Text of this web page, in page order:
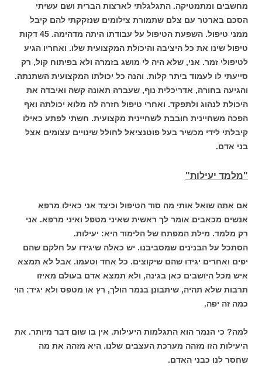
מחשבים ומתמטיקה. התגלגלתי לארצות הברית ושם עשיתי
הסכם בארטר עם צלם שתמורת צילומים שנזקקתי להם קיבל
ממני טיפול. השפעת הטיפול על עבודתו היתה מדהימה. 45 דקות
טיפול שינו את כל היציבה והיכולת המקצועית שלו. ואחריו הגיע
לטיפולי זמר. אני, שלא היה לי מושג בזמרה ולא בפיתוח קול, רק
סייעתי לו לעמוד ביתר קלות. והנה כל יכולתו המקצועית השתנתה.
והגיעה בחורה, אדריכלית נוף, שעברה תאונה קשה ואיבדה את
היכולת לנהוג ולתפקד. ואחרי טיפול חזרה לה מלוא יכולתה ואף
הפכה משחיינית חובבת לשחיינית מקצועית. חשתי לפתע כאילו
קיבלתי לידי מכשיר בעל פוטנציאל לחולל שינויים עצומים אצל
בני אדם.
"מלמד יעילות"
אם אתה שואל אותי מה סוד הטיפול וכיצד אני כאילו מרפא
אנשים מכאבים אומר לך ראשית שאיני מטפל ואיני מרפא. אני
רק מלמד. מילת המפתח של הלימוד היא: יעילות.
הסתכל על הבנינים שמסביבנו. יש כאלה שיגידו על חלקם שהם
יפים ואחרים יגידו שהם שיקוצים. כל אחד וטעמו. אבל לא תמצא
איש מכל היושבים כאן בגינה, ולא תמצא אדם בעולם מאיזו
תרבות שלא תהיה, שיתבונן בנמר הולך, רץ או מטפס ולא יגיד: הוי
כמה זה יפה.
למה? כי הנמר הוא התגלמות היעילות. אין בו שום דבר מיותר. את
היעילות הזו מזהה מערכת העצבים שלנו. היא מזהה את מה
שחסר לנו כבני האדם.